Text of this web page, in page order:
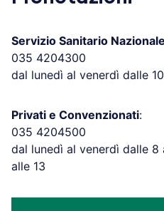
Servizio Sanitario Nazionale
035 4204300
dal lunedì al venerdì dalle
Privati e Convenzionati:
035 4204500
dal lunedì al venerdì dalle 8
alle 13